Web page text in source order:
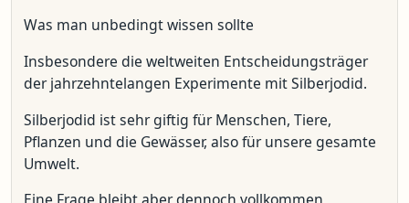
Was man unbedingt wissen sollte
Insbesondere die weltweiten Entscheidungsträger
der jahrzehntelangen Experimente mit Silberjodid.
Silberjodid ist sehr giftig für Menschen, Tiere,
Pflanzen und die Gewässer, also für unsere gesamte
Umwelt.